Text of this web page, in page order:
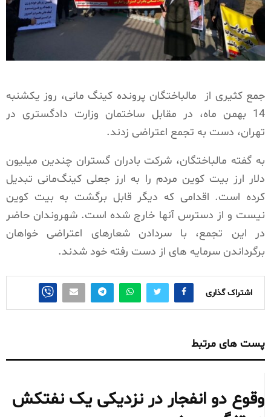
جمع کثیری از مالباختگان پرونده کینگ مانی، روز یکشنبه
14 بهمن ماه، در مقابل ساختمان وزارت دادگستری در
تهران، دست به تجمع اعتراضی زدند.
به گفته مالباختگان، شرکت بادران گستران چندین میلیون
دلار ارز بیت کوین مردم را به ارز جعلی کینگ‌مانی تبدیل
کرده است. اقدامی که دیگر قابل برگشت به بیت کوین
نیست و از دسترس آنها خارج شده است. شهروندان حاضر
در این تجمع، با سردادن شعارهای اعتراضی خواهان
برگرداندن سرمایه های از دست رفته خود شدند.
اشتراک گذاری
پست های مرتبط
وقوع دو انفجار در نزدیکی یک نفتکش